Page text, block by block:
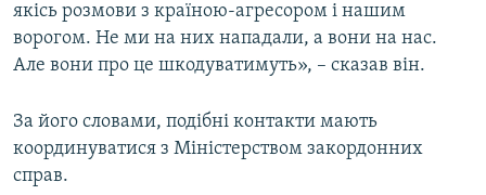
якісь розмови з країною-агресором і нашим
ворогом. Не ми на них нападали, а вони на нас.
Але вони про це шкодуватимуть», – сказав він.
За його словами, подібні контакти мають
координуватися з Міністерством закордонних
справ.